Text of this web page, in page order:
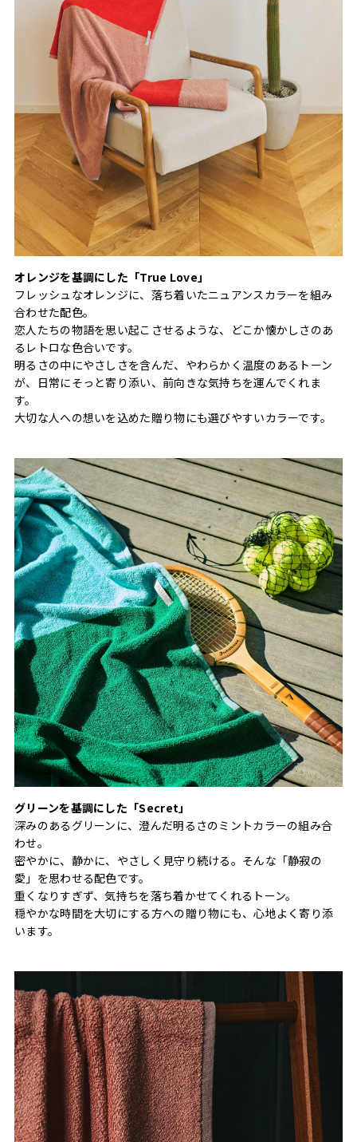
オレンジを基調にした「True Love」
フレッシュなオレンジに、落ち着いたニュアンスカラーを組み
合わせた配色。
恋人たちの物語を思い起こさせるような、どこか懐かしさのあ
るレトロな色合いです。
明るさの中にやさしさを含んだ、やわらかく温度のあるトーン
が、日常にそっと寄り添い、前向きな気持ちを運んでくれま
す。
大切な人への想いを込めた贈り物にも選びやすいカラーです。
グリーンを基調にした「Secret」
深みのあるグリーンに、澄んだ明るさのミントカラーの組み合
わせ。
密やかに、静かに、やさしく見守り続ける。そんな「静寂の
愛」を思わせる配色です。
重くなりすぎず、気持ちを落ち着かせてくれるトーン。
穏やかな時間を大切にする方への贈り物にも、心地よく寄り添
います。